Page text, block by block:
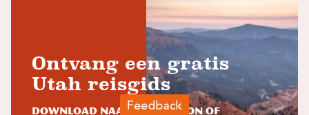
Ontvang een gratis
Utah reisgids
Download naar je telefoon of